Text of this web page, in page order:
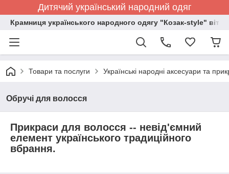
Дитячий український народний одяг
Крамниця українського народного одягу "Козак-style"
Товари та послуги Українські народні аксесуари та
Обручі для волосся
Прикраси для волосся -- невід'ємний
елемент українського традиційного
вбрання.